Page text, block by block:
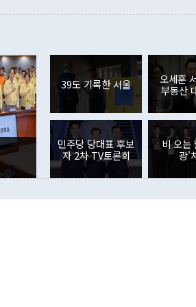
관은 업무보고 사후 브리핑에서 정 장관
이 9월 러시아 블라디보스토크에서 열리
며 "정부 차원에서 (참석을) 검토하고 있
은 "그것은 외교부의 몫"이라며 "아직 거
잘랐다. 정 장관이 이날 소개한 대북 구상
않았다는 점에서 문제가 있다. 특히 주적
사합의 복원, 4자회담 추진 등은 통일부
권이라는 지적이 나오고 있다. 이 대통령
뒤 "여기 업무보고에 발표했다고 승인난
부의 한 소식통은 "정 장관의 발언 내용은
를 거쳐 결정된 사안이 아닌 정 장관의 개
련 부처 장관이 정부의 공식 정책이 아닌
하고 대통령의 면전에서 '국군통수권자가
는 배당수입이 늘어난 데다 전월 분기배
였던 올해 3월(369억9000만달러)을 넘어
인의 해외투자가 80억1000만달러, 외국
각각 증가했다. 증권투자에서는 외국인의
국인의 국내 주식 투자는 차익실현 매도
감소하며 전월(-310억5000만달러)에 이
경신했다. 외국인의 국내 채권투자는 세계
분기 말 만기도래 영향으로 증가 폭이 줄
다. 내국인의 해외 증권투자는 주식을 중
다. eoyn2@newspim.com
39도 기록한 서울
오세훈
부동산
민주당 당대표 후보
자 2차 TV토론회
비 오는
광'